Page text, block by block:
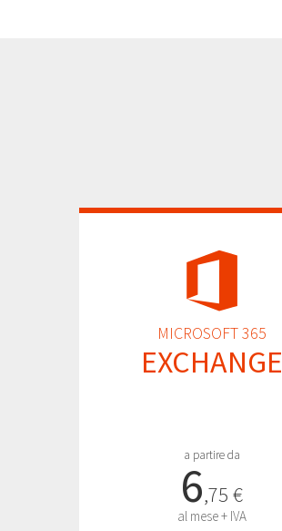
MICROSOFT 365
EXCHANGE
a partire da
6,75 €
al mese + IVA